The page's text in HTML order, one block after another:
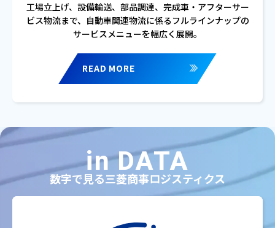
工場立上げ、設備輸送、部品調達、完成車・アフターサー
ビス物流まで、自動車関連物流に係るフルラインナップの
サービスメニューを幅広く展開。
READ MORE
in DATA
数字で見る三菱商事ロジスティクス